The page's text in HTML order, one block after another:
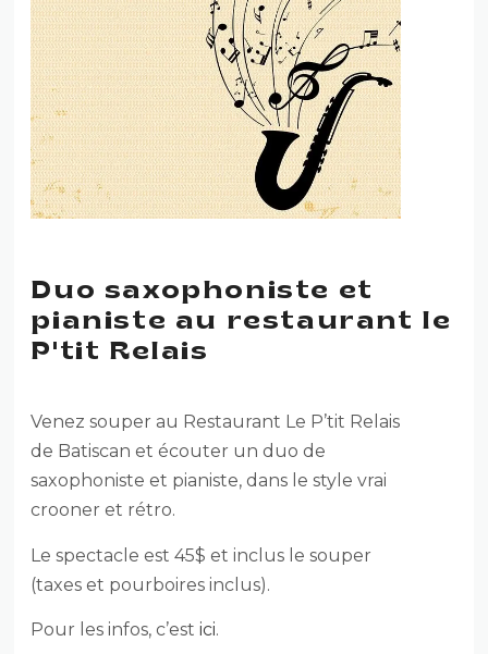
Duo saxophoniste et
pianiste au restaurant le
P'tit Relais
Venez souper au Restaurant Le P’tit Relais
de Batiscan et écouter un duo de
saxophoniste et pianiste, dans le style vrai
crooner et rétro.
Le spectacle est 45$ et inclus le souper
(taxes et pourboires inclus).
Pour les infos, c’estici.